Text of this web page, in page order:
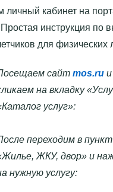
личный кабинет на
Простая инструкция по
для физических
сайт mos.ru и
на вкладку
услуг»:
переходим в
ЖКУ, двор» и
нужную услугу: